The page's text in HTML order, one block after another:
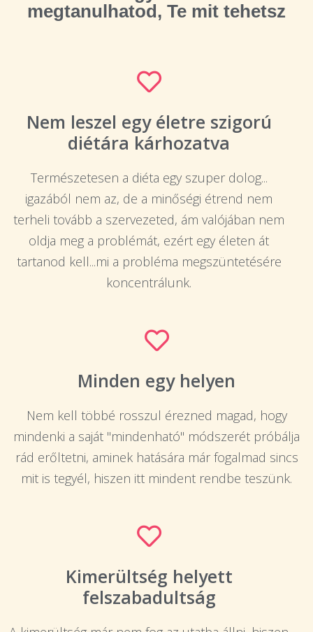
megtanulhatod, Te mit tehetsz
Nem leszel egy életre szigorú
diétára kárhozatva
Természetesen a diéta egy szuper dolog...
igazából nem az, de a minőségi étrend nem
terheli tovább a szervezeted, ám valójában nem
oldja meg a problémát, ezért egy életen át
tartanod kell...mi a probléma megszüntetésére
koncentrálunk.
Minden egy helyen
Nem kell többé rosszul érezned magad, hogy
mindenki a saját "mindenható" módszerét próbálja
rád erőltetni, aminek hatására már fogalmad sincs
mit is tegyél, hiszen itt mindent rendbe teszünk.
Kimerültség helyett
felszabadultság